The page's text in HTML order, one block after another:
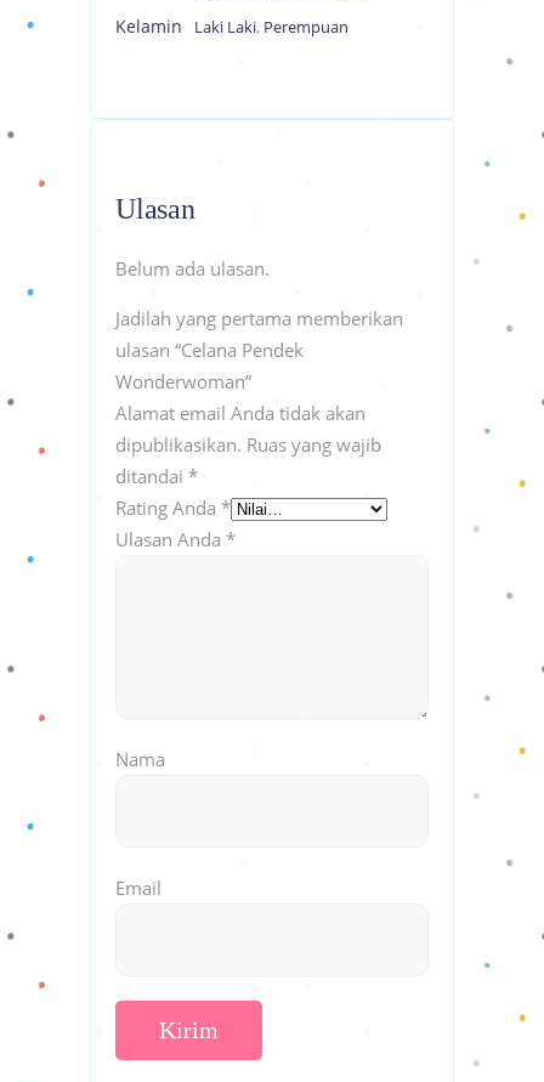
Kelamin Laki Laki, Perempuan
Ulasan
Belum ada ulasan.
Jadilah yang pertama memberikan
ulasan “Celana Pendek
Wonderwoman”
Alamat email Anda tidak akan
dipublikasikan. Ruas yang wajib
ditandai *
Rating Anda *
Ulasan Anda *
Nama
Email